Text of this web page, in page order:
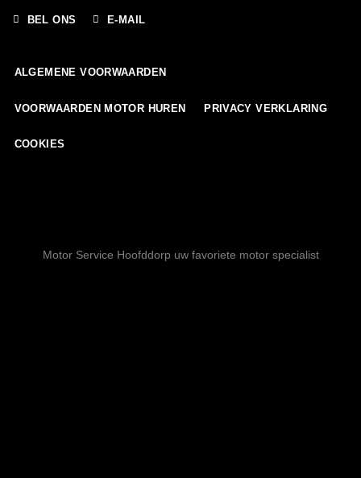
BEL ONS E-MAIL
ALGEMENE VOORWAARDEN
VOORWAARDEN MOTOR HUREN PRIVACY VERKLARING
COOKIES
Motor Service Hoofddorp uw favoriete motor specialist